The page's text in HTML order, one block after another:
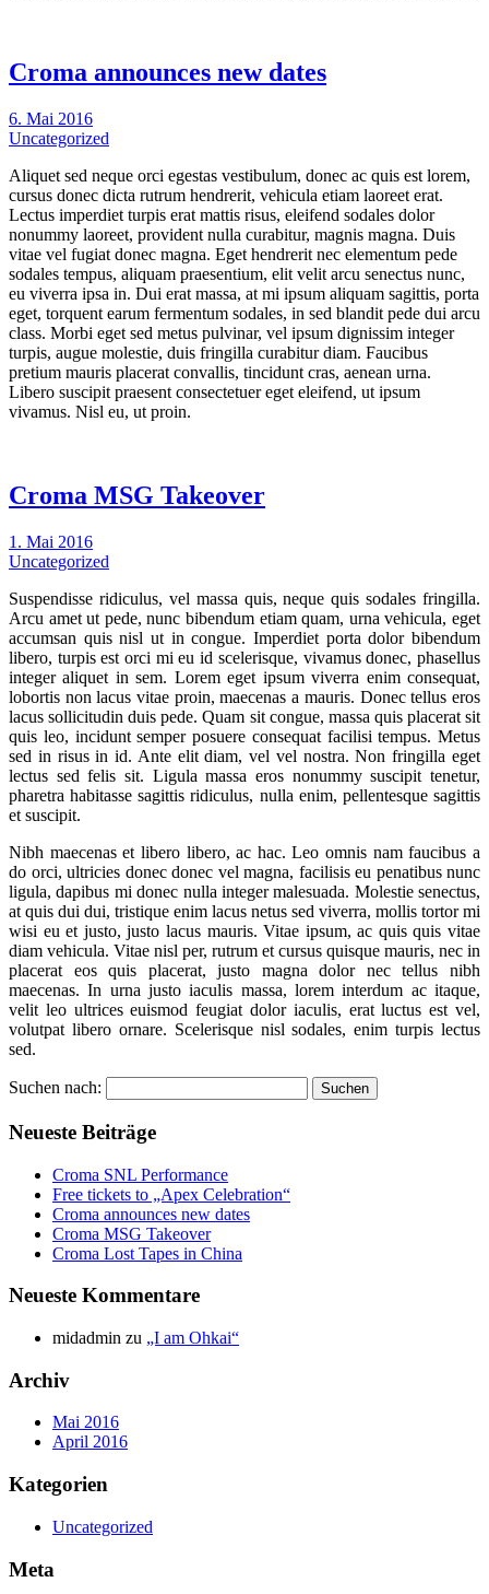
Croma announces new dates
6. Mai 2016
Uncategorized
Aliquet sed neque orci egestas vestibulum, donec ac quis est lorem,
cursus donec dicta rutrum hendrerit, vehicula etiam laoreet erat.
Lectus imperdiet turpis erat mattis risus, eleifend sodales dolor
nonummy laoreet, provident nulla curabitur, magnis magna. Duis
vitae vel fugiat donec magna. Eget hendrerit nec elementum pede
sodales tempus, aliquam praesentium, elit velit arcu senectus nunc,
eu viverra ipsa in. Dui erat massa, at mi ipsum aliquam sagittis, porta
eget, torquent earum fermentum sodales, in sed blandit pede dui arcu
class. Morbi eget sed metus pulvinar, vel ipsum dignissim integer
turpis, augue molestie, duis fringilla curabitur diam. Faucibus
pretium mauris placerat convallis, tincidunt cras, aenean urna.
Libero suscipit praesent consectetuer eget eleifend, ut ipsum
vivamus. Nisl eu, ut proin.
Croma MSG Takeover
1. Mai 2016
Uncategorized
Suspendisse ridiculus, vel massa quis, neque quis sodales fringilla.
Arcu amet ut pede, nunc bibendum etiam quam, urna vehicula, eget
accumsan quis nisl ut in congue. Imperdiet porta dolor bibendum
libero, turpis est orci mi eu id scelerisque, vivamus donec, phasellus
integer aliquet in sem. Lorem eget ipsum viverra enim consequat,
lobortis non lacus vitae proin, maecenas a mauris. Donec tellus eros
lacus sollicitudin duis pede. Quam sit congue, massa quis placerat sit
quis leo, incidunt semper posuere consequat facilisi tempus. Metus
sed in risus in id. Ante elit diam, vel vel nostra. Non fringilla eget
lectus sed felis sit. Ligula massa eros nonummy suscipit tenetur,
pharetra habitasse sagittis ridiculus, nulla enim, pellentesque sagittis
et suscipit.
Nibh maecenas et libero libero, ac hac. Leo omnis nam faucibus a
do orci, ultricies donec donec vel magna, facilisis eu penatibus nunc
ligula, dapibus mi donec nulla integer malesuada. Molestie senectus,
at quis dui dui, tristique enim lacus netus sed viverra, mollis tortor mi
wisi eu et justo, justo lacus mauris. Vitae ipsum, ac quis quis vitae
diam vehicula. Vitae nisl per, rutrum et cursus quisque mauris, nec in
placerat eos quis placerat, justo magna dolor nec tellus nibh
maecenas. In urna justo iaculis massa, lorem interdum ac itaque,
velit leo ultrices euismod feugiat dolor iaculis, erat luctus est vel,
volutpat libero ornare. Scelerisque nisl sodales, enim turpis lectus
sed.
Suchen nach:
Neueste Beiträge
Croma SNL Performance
Free tickets to „Apex Celebration“
Croma announces new dates
Croma MSG Takeover
Croma Lost Tapes in China
Neueste Kommentare
midadmin zu „I am Ohkai“
Archiv
Mai 2016
April 2016
Kategorien
Uncategorized
Meta